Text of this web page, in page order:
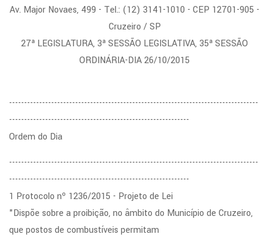
Av. Major Novaes, 499 - Tel.: (12) 3141-1010 - CEP 12701-905 -
Cruzeiro / SP
27ª LEGISLATURA, 3ª SESSÃO LEGISLATIVA, 35ª SESSÃO
ORDINÁRIA-DIA 26/10/2015
-----------------------------------------------------------------------------------
------------------------------------------------------------
Ordem do Dia
-----------------------------------------------------------------------------------
------------------------------------------------------------
1 Protocolo nº 1236/2015 - Projeto de Lei
"Dispõe sobre a proibição, no âmbito do Município de Cruzeiro,
que postos de combustíveis permitam